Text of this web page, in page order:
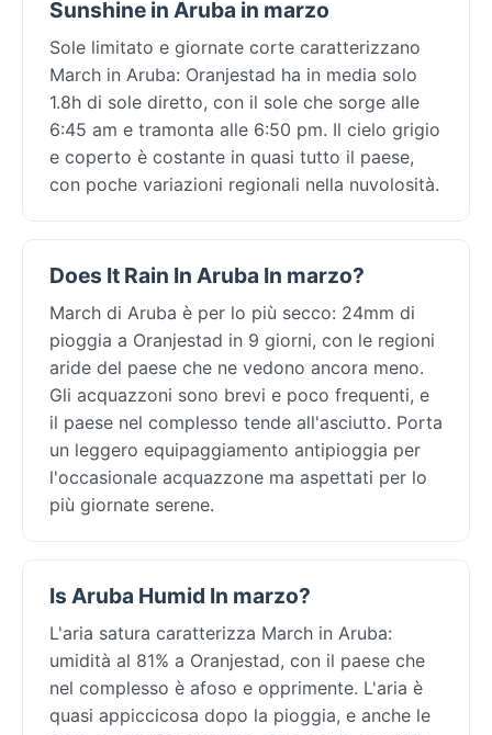
Sunshine in Aruba in marzo
Sole limitato e giornate corte caratterizzano
March in Aruba: Oranjestad ha in media solo
1.8h di sole diretto, con il sole che sorge alle
6:45 am e tramonta alle 6:50 pm. Il cielo grigio
e coperto è costante in quasi tutto il paese,
con poche variazioni regionali nella nuvolosità.
Does It Rain In Aruba In marzo?
March di Aruba è per lo più secco: 24mm di
pioggia a Oranjestad in 9 giorni, con le regioni
aride del paese che ne vedono ancora meno.
Gli acquazzoni sono brevi e poco frequenti, e
il paese nel complesso tende all'asciutto. Porta
un leggero equipaggiamento antipioggia per
l'occasionale acquazzone ma aspettati per lo
più giornate serene.
Is Aruba Humid In marzo?
L'aria satura caratterizza March in Aruba:
umidità al 81% a Oranjestad, con il paese che
nel complesso è afoso e opprimente. L'aria è
quasi appiccicosa dopo la pioggia, e anche le